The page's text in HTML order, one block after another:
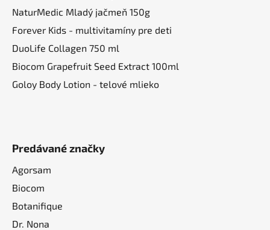
v
ý
p
s
u
NaturMedic Mladý jačmeň 150g
Forever Kids - multivitamíny pre deti
DuoLife Collagen 750 ml
Biocom Grapefruit Seed Extract 100ml
Goloy Body Lotion - telové mlieko
Predávané značky
Agorsam
Biocom
Botanifique
Dr. Nona